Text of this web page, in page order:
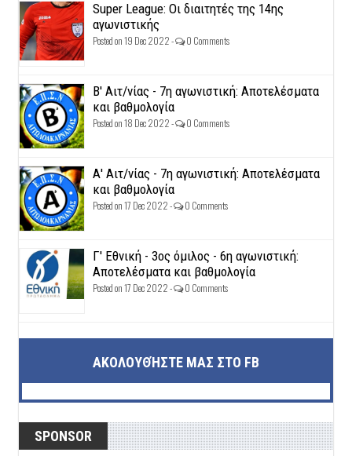
Super League: Οι διαιτητές της 14ης
αγωνιστικής
Posted on 19 Dec 2022 - 0 Comments
Β' Αιτ/νίας - 7η αγωνιστική: Αποτελέσματα
και βαθμολογία
Posted on 18 Dec 2022 - 0 Comments
Α' Αιτ/νίας - 7η αγωνιστική: Αποτελέσματα
και βαθμολογία
Posted on 17 Dec 2022 - 0 Comments
Γ' Εθνική - 3ος όμιλος - 6η αγωνιστική:
Αποτελέσματα και βαθμολογία
Posted on 17 Dec 2022 - 0 Comments
ΑΚΟΛΟΥΘΉΣΤΕ ΜΑΣ ΣΤΟ FB
SPONSOR